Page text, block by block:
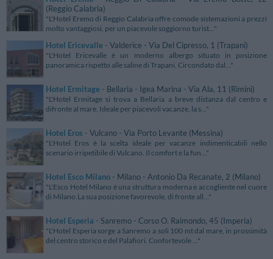
(Reggio Calabria)
"L'Hotel Eremo di Reggio Calabria offre comode sistemazioni a prezzi
molto vantaggiosi, per un piacevole soggiorno turist..."
Hotel Ericevalle - Valderice - Via Del Cipresso, 1 (Trapani)
"L'Hotel Ericevalle è un moderno albergo situato in posizione
panoramica rispetto alle saline di Trapani. Circondato dal..."
Hotel Ermitage - Bellaria - Igea Marina - Via Ala, 11 (Rimini)
"L'Hotel Ermitage si trova a Bellaria a breve distanza dal centro e
difronte al mare. Ideale per piacevoli vacanze, la s..."
Hotel Eros - Vulcano - Via Porto Levante (Messina)
"L'Hotel Eros è la scelta ideale per vacanze indimenticabili nello
scenario irripetibile di Vulcano. Il comfort e la fun..."
Hotel Esco Milano - Milano - Antonio Da Recanate, 2 (Milano)
"L'Esco Hotel Milano è una struttura moderna e accogliente nel cuore
di Milano.La sua posizione favorevole, di fronte all..."
Hotel Esperia - Sanremo - Corso O. Raimondo, 45 (Imperia)
"L'Hotel Esperia sorge a Sanremo a soli 100 mt dal mare, in prossimità
del centro storico e del Palafiori. Confortevole ..."